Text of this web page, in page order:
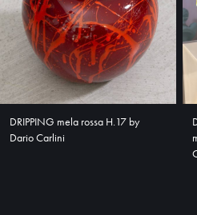
DRIPPING mela rossa H.17 by
Dario Carlini